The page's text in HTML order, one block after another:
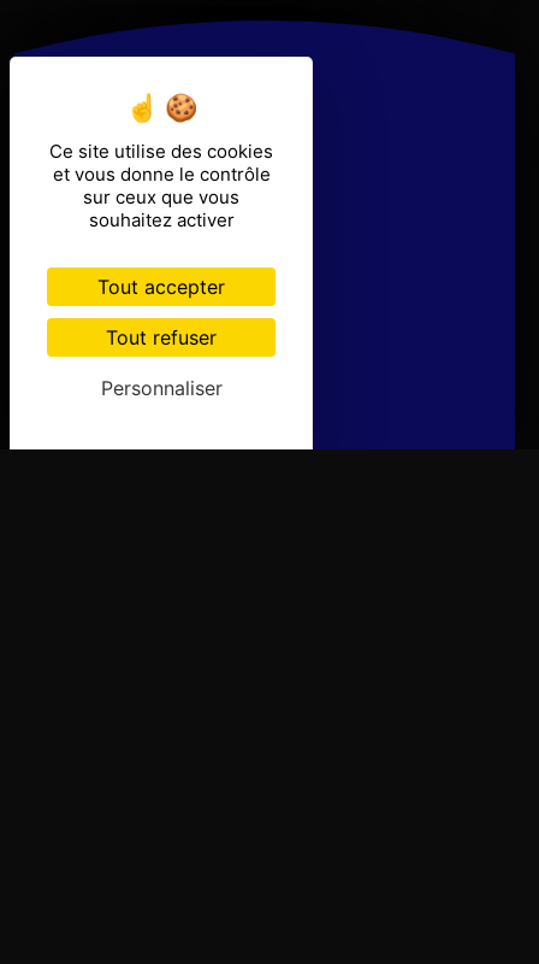
Ce site utilise des cookies
et vous donne le contrôle
sur ceux que vous
souhaitez activer
Tout accepter
Tout refuser
Personnaliser